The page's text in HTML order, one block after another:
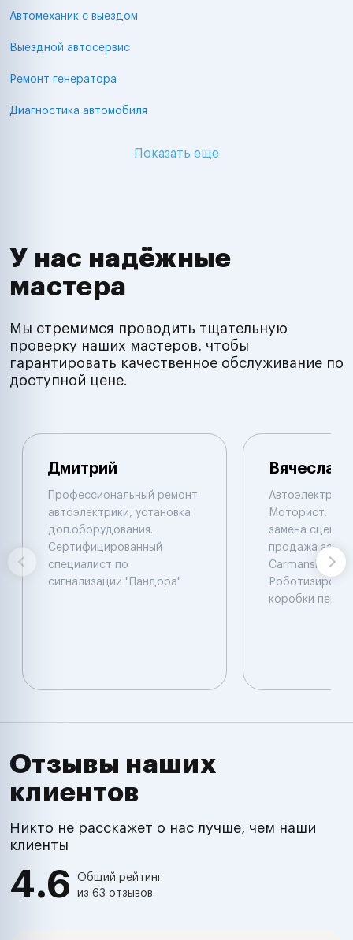
Автомеханик с выездом
Выездной автосервис
Ремонт генератора
Диагностика автомобиля
Показать еще
У нас надёжные
мастера
Мы стремимся проводить тщательную
проверку наших мастеров, чтобы
гарантировать качественное обслуживание по
доступной цене.
Дмитрий
Профессиональный ремонт
автоэлектрики, установка
доп.оборудования.
Сертифицированный
специалист по
сигнализации "Пандора"
Вячеслав
Автоэлектрик
Моторист,
замена
продажа
Carmanskan
коробки
Отзывы наших
клиентов
Никто не расскажет о нас лучше, чем наши
клиенты
4.6
Общий рейтинг
из 63 отзывов